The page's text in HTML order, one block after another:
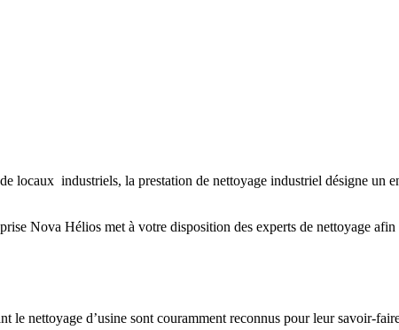
locaux industriels, la prestation de nettoyage industriel désigne un
Nova Hélios met à votre disposition des experts de nettoyage afin
le nettoyage d’usine sont couramment reconnus pour leur savoir-